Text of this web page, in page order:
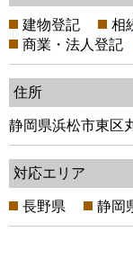
建物登記 相
商業・法人登記
住所
静岡県浜松市東区
対応エリア
長野県 静岡